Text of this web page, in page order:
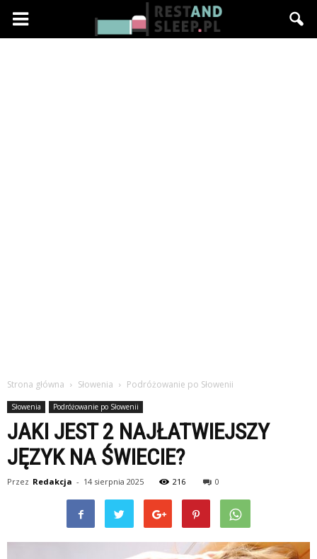
Restandsleep.pl
Strona główna Słowenia Podróżowanie po Słowenii
Słowenia Podróżowanie po Słowenii
JAKI JEST 2 NAJŁATWIEJSZY
JĘZYK NA ŚWIECIE?
Przez Redakcja - 14 sierpnia 2025 216 0